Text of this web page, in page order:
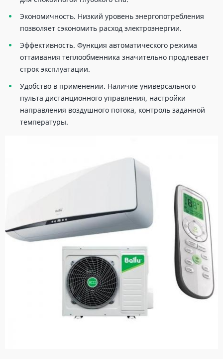
Экономичность. Низкий уровень энергопотребления
позволяет сэкономить расход электроэнергии.
Эффективность. Функция автоматического режима
оттаивания теплообменника значительно продлевает
строк эксплуатации.
Удобство в применении. Наличие универсального
пульта дистанционного управления, настройки
направления воздушного потока, контроль заданной
температуры.